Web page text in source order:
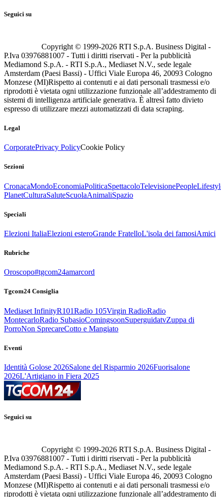
Seguici su
Copyright © 1999-2026 RTI S.p.A. Business Digital -
P.Iva 03976881007 - Tutti i diritti riservati - Per la pubblicità
Mediamond S.p.A. - RTI S.p.A., Mediaset N.V., sede legale
Amsterdam (Paesi Bassi) - Uffici Viale Europa 46, 20093 Cologno
Monzese (MI)Rispetto ai contenuti e ai dati personali trasmessi e/o
riprodotti è vietata ogni utilizzazione funzionale all’addestramento di
sistemi di intelligenza artificiale generativa. È altresì fatto divieto
espresso di utilizzare mezzi automatizzati di data scraping.
Legal
CorporatePrivacy PolicyCookie Policy
Sezioni
CronacaMondoEconomiaPoliticaSpettacoloTelevisionePeople
PlanetCulturaSaluteScuolaAnimaliSpazio
Speciali
Elezioni ItaliaElezioni esteroGrande FratelloL'isola dei famosiAmici
Rubriche
Oroscopo#tgcom24amarcord
Tgcom24 Consiglia
Mediaset InfinityR101Radio 105Virgin RadioRadio
MontecarloRadio SubasioComingsoonSuperguidatvZuppa di
PorroNon SprecareCotto e Mangiato
Eventi
Identità Golose 2026Salone del Risparmio 2026Fuorisalone
2026L'Artigiano in Fiera 2025
Seguici su
Copyright © 1999-2026 RTI S.p.A. Business Digital -
P.Iva 03976881007 - Tutti i diritti riservati - Per la pubblicità
Mediamond S.p.A. - RTI S.p.A., Mediaset N.V., sede legale
Amsterdam (Paesi Bassi) - Uffici Viale Europa 46, 20093 Cologno
Monzese (MI)Rispetto ai contenuti e ai dati personali trasmessi e/o
riprodotti è vietata ogni utilizzazione funzionale all’addestramento di